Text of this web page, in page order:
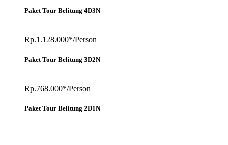
Paket Tour Belitung 4D3N
Rp.1.128.000*/Person
Paket Tour Belitung 3D2N
Rp.768.000*/Person
Paket Tour Belitung 2D1N